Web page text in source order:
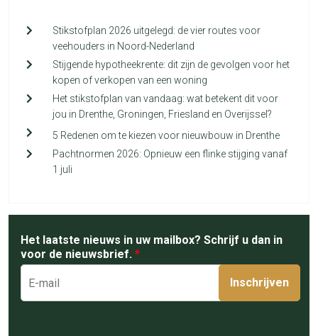
Stikstofplan 2026 uitgelegd: de vier routes voor
veehouders in Noord-Nederland
Stijgende hypotheekrente: dit zijn de gevolgen voor het
kopen of verkopen van een woning
Het stikstofplan van vandaag: wat betekent dit voor
jou in Drenthe, Groningen, Friesland en Overijssel?
5 Redenen om te kiezen voor nieuwbouw in Drenthe
Pachtnormen 2026: Opnieuw een flinke stijging vanaf
1 juli
Het laatste nieuws in uw mailbox? Schrijf u dan in
voor de nieuwsbrief. *
Inschrijven